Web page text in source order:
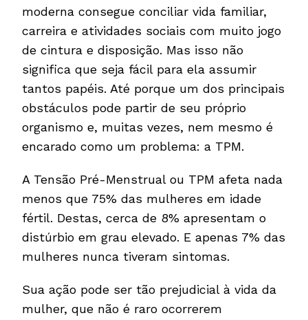
moderna consegue conciliar vida familiar,
carreira e atividades sociais com muito jogo
de cintura e disposição. Mas isso não
significa que seja fácil para ela assumir
tantos papéis. Até porque um dos principais
obstáculos pode partir de seu próprio
organismo e, muitas vezes, nem mesmo é
encarado como um problema: a TPM.
A Tensão Pré-Menstrual ou TPM afeta nada
menos que 75% das mulheres em idade
fértil. Destas, cerca de 8% apresentam o
distúrbio em grau elevado. E apenas 7% das
mulheres nunca tiveram sintomas.
Sua ação pode ser tão prejudicial à vida da
mulher, que não é raro ocorrerem